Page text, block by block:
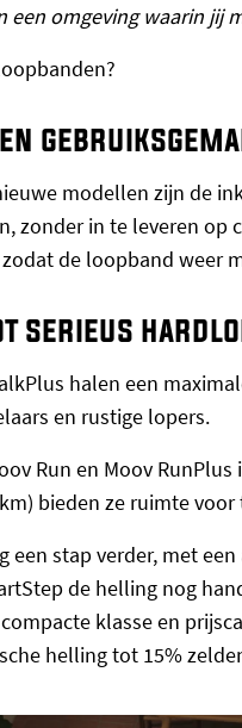
een omgeving waarin jij
modellen zijn de
zonder in te leveren op
de loopband weer
serieus
halen een
en rustige lopers.
Run en Moov
bieden ze ruimte
een stap verder, met
de helling nog
klasse en
helling tot 15%